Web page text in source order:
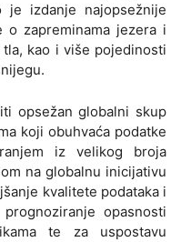
izdanje najopsežnije
o zapreminama jezera i
kao i više pojedinosti
opsežan globalni skup
koji obuhvaća podatke
iz velikog broja
na globalnu inicijativu
kvalitete podataka i
opasnosti
te za uspostavu